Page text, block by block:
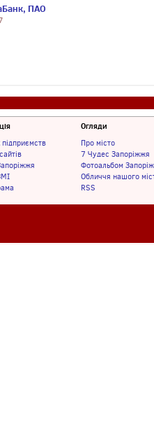
ПАО
підприємств
Огляди
Про місто
7 Чудес Запоріжжя
Фотоальбом
Обличчя нашого
RSS